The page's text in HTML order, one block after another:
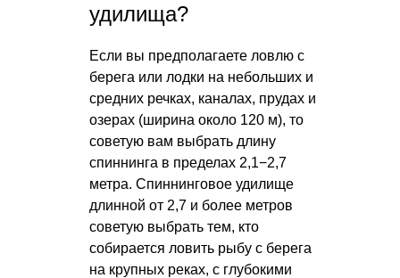
удилища?
Если вы предполагаете ловлю с
берега или лодки на небольших и
средних речках, каналах, прудах и
озерах (ширина около 120 м), то
советую вам выбрать длину
спиннинга в пределах 2,1−2,7
метра. Спиннинговое удилище
длинной от 2,7 и более метров
советую выбрать тем, кто
собирается ловить рыбу с берега
на крупных реках, с глубокими